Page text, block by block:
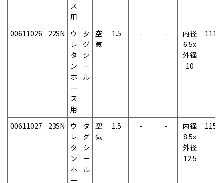
ス
用
00611026 22SN
ウ
レ
タ
ン
ホ
ー
ス
用
タ
グ
シ
ー
ル
空
気
1.5 - -
内径
6.5x
外径
10
111g
00611027 23SN
ウ
レ
タ
ン
ホ
ー
タ
グ
シ
ー
ル
空
気
1.5 - -
内径
8.5x
外径
12.5
115g